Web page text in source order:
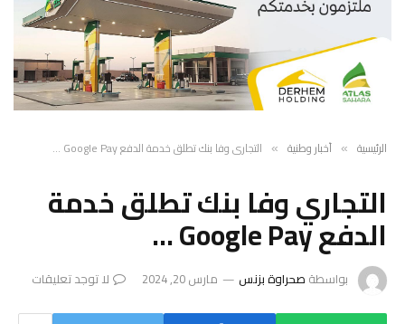
الرئيسية » أخبار وطنية » التجاري وفا بنك تطلق خدمة الدفع Google Pay …
التجاري وفا بنك تطلق خدمة
الدفع Google Pay …
بواسطة صحراوة بزنس مارس 20, 2024 لا توجد تعليقات